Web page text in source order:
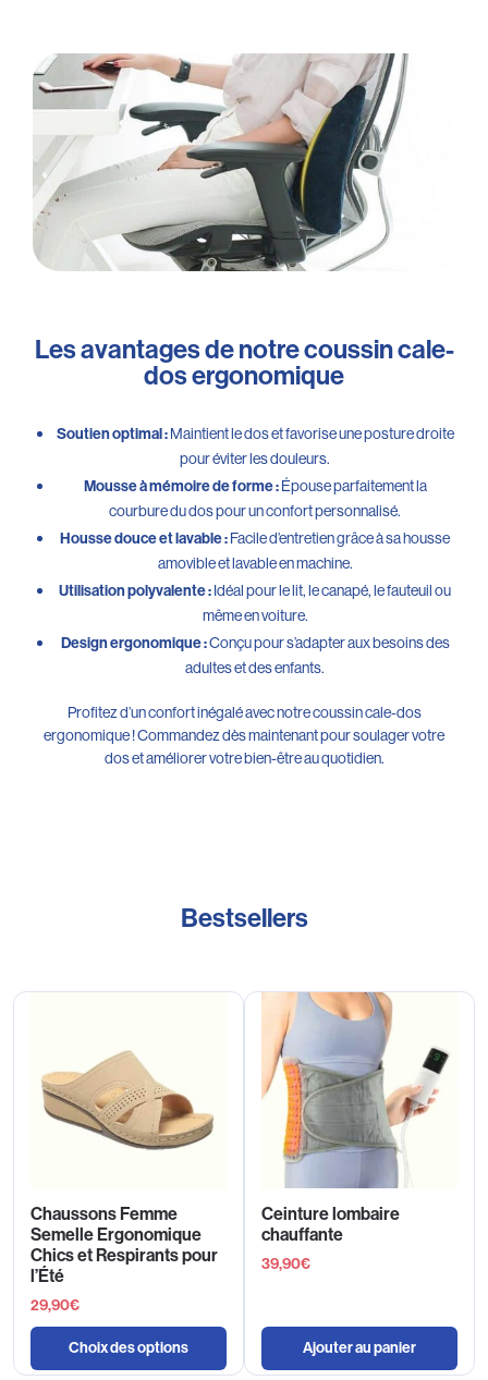
Les avantages de notre coussin cale-
dos ergonomique
Soutien optimal :Maintient le dos et favorise une posture droite
pour éviter les douleurs.
Mousse à mémoire de forme :Épouse parfaitement la
courbure du dos pour un confort personnalisé.
Housse douce et lavable :Facile d’entretien grâce à sa housse
amovible et lavable en machine.
Utilisation polyvalente :Idéal pour le lit, le canapé, le fauteuil ou
même en voiture.
Design ergonomique :Conçu pour s’adapter aux besoins des
adultes et des enfants.
Profitez d’un confort inégalé avec notre coussin cale-dos
ergonomique ! Commandez dès maintenant pour soulager votre
dos et améliorer votre bien-être au quotidien.
Bestsellers
Chaussons Femme
Semelle Ergonomique
Chics et Respirants pour
l’Été
29,90€
Choix des options
Ceinture lombaire
chauffante
39,90€
Ajouter au panier